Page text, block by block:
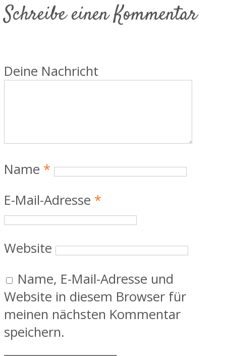
Schreibe einen Kommentar
Deine Nachricht
Name *
E-Mail-Adresse *
Website
Name, E-Mail-Adresse und
Website in diesem Browser für
meinen nächsten Kommentar
speichern.